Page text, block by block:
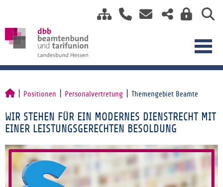
Positionen Personalvertretung Themengebiet Beamte
WIR STEHEN FÜR EIN MODERNES DIENSTRECHT MIT
EINER LEISTUNGSGERECHTEN BESOLDUNG